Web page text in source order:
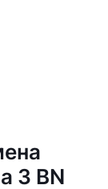
3 BN